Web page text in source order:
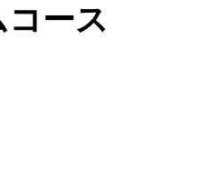
ース